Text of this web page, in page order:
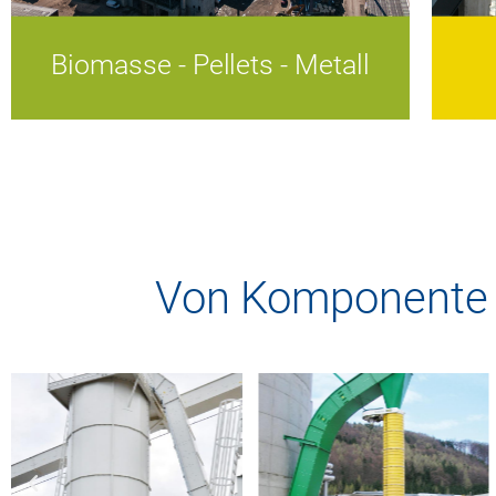
Biomasse - Pellets - Metall
Effiziente Technologien.
Nachhaltige Energiezukunft.
Von